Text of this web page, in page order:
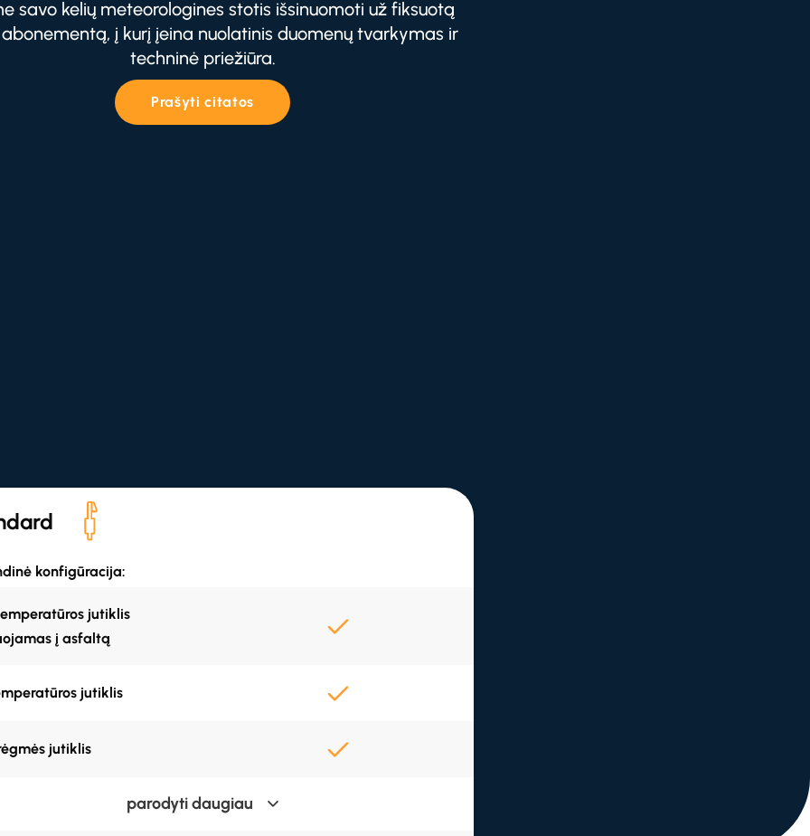
savo kelių meteorologines stotis išsinuomoti už fiksuotą
į kurį įeina nuolatinis duomenų tvarkymas ir
techninė priežiūra.
Prašyti citatos
konfigūracija:
jutiklis
į asfaltą
jutiklis
jutiklis
rasos taškasparodyti daugiau